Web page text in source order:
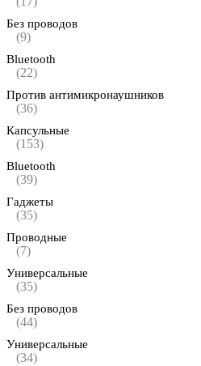
Без проводов
(9)
Bluetooth
(22)
Против антимикронаушников
(36)
Капсульные
(153)
Bluetooth
(39)
Гаджеты
(35)
Проводные
(7)
Универсальные
(35)
Без проводов
(44)
Универсальные
(34)